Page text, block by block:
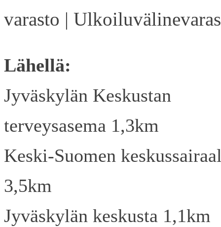
varasto |
Lähellä:
Jyväskylän Keskustan
terveysasema 1,3km
Keski-Suomen
3,5km
Jyväskylän keskusta 1,1km